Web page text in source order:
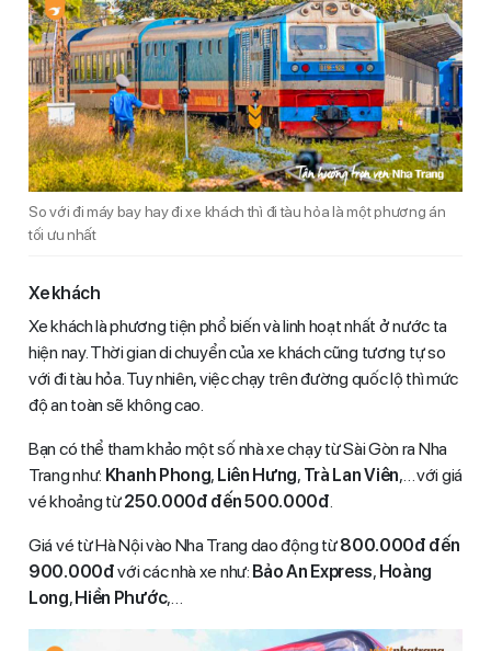
So với đi máy bay hay đi xe khách thì đi tàu hỏa là một phương án
tối ưu nhất
Xe khách
Xe khách là phương tiện phổ biến và linh hoạt nhất ở nước ta
hiện nay. Thời gian di chuyển của xe khách cũng tương tự so
với đi tàu hỏa. Tuy nhiên, việc chạy trên đường quốc lộ thì mức
độ an toàn sẽ không cao.
Bạn có thể tham khảo một số nhà xe chạy từ Sài Gòn ra Nha
Trang như: Khanh Phong, Liên Hưng, Trà Lan Viên,… với giá
vé khoảng từ250.000đ đến 500.000đ.
Giá vé từ Hà Nội vào Nha Trang dao động từ800.000đ đến
900.000đvới các nhà xe như: Bảo An Express, Hoàng
Long,Hiền Phước,…